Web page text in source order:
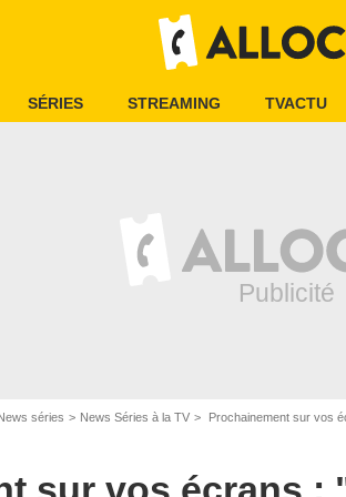
SÉRIES STREAMING TVACTU
séries News Séries à la TV Prochainement sur vos